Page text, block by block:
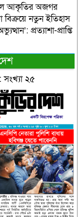
আকৃতির অজগর
বিক্রয়ে নতুন ইতিহাস
প্রত্যাশা-প্রাপ্তি
২৫